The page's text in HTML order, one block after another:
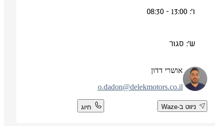
ש': סגור
אושרי דדון
o.dadon@delekmotors.co.il
ניווט ב-Waze חיוג